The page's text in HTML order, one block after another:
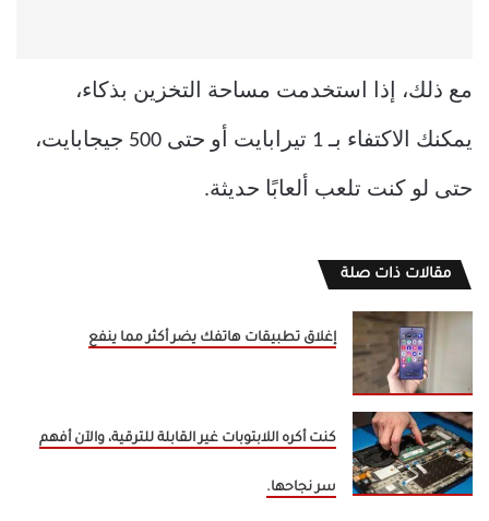
مع ذلك، إذا استخدمت مساحة التخزين بذكاء،
يمكنك الاكتفاء بـ 1 تيرابايت أو حتى 500 جيجابايت،
حتى لو كنت تلعب ألعابًا حديثة.
مقالات ذات صلة
إغلاق تطبيقات هاتفك يضر أكثر مما ينفع
كنت أكره اللابتوبات غير القابلة للترقية، والآن أفهم
سر نجاحها.